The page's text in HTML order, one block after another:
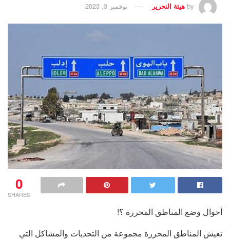
by هيئة التحرير نوفمبر 3, 2023
0
SHARES
أحوال وضع المناطق المحررة ؟!
تعيش المناطق المحررة مجموعة من التحديات والمشاكل التي